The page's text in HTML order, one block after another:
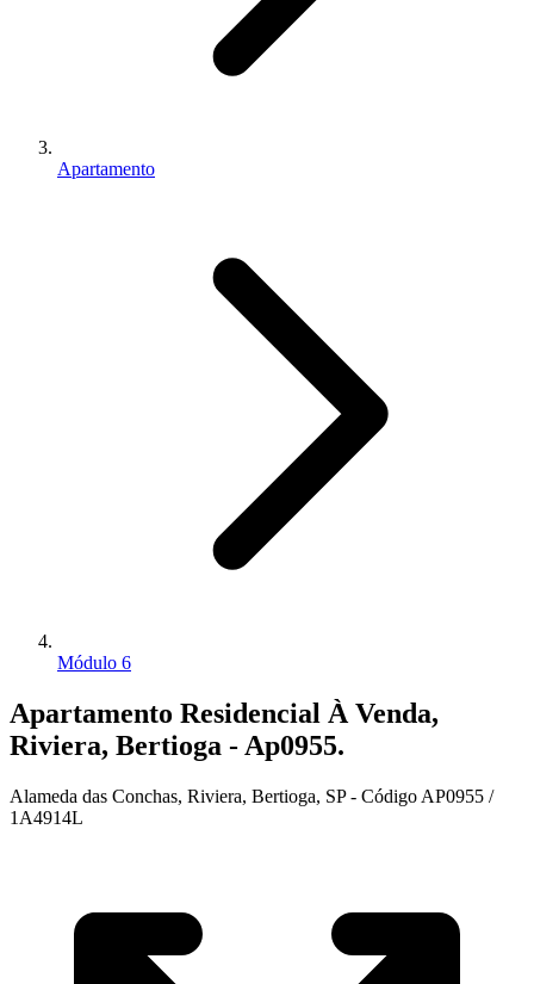
Apartamento
Módulo 6
Apartamento Residencial À Venda,
Riviera, Bertioga - Ap0955.
Alameda das Conchas, Riviera, Bertioga, SP - Código AP0955 /
1A4914L